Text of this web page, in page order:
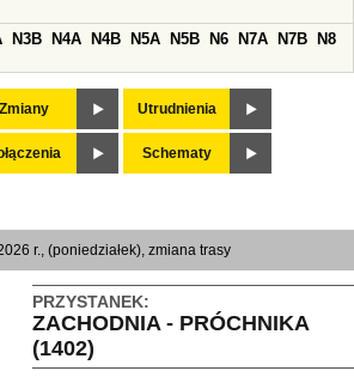
N3B N4A N4B N5A N5B N6 N7A N7B
N8
Zmiany Utrudnienia
Schematy
r., (poniedziałek), zmiana trasy
PRZYSTANEK:
ZACHODNIA - PRÓCHNIKA
(1402)